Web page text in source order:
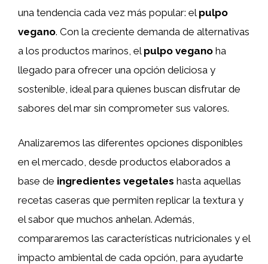
una tendencia cada vez más popular: el pulpo
vegano. Con la creciente demanda de alternativas
a los productos marinos, el pulpo vegano ha
llegado para ofrecer una opción deliciosa y
sostenible, ideal para quienes buscan disfrutar de
sabores del mar sin comprometer sus valores.
Analizaremos las diferentes opciones disponibles
en el mercado, desde productos elaborados a
base de ingredientes vegetales hasta aquellas
recetas caseras que permiten replicar la textura y
el sabor que muchos anhelan. Además,
compararemos las características nutricionales y el
impacto ambiental de cada opción, para ayudarte